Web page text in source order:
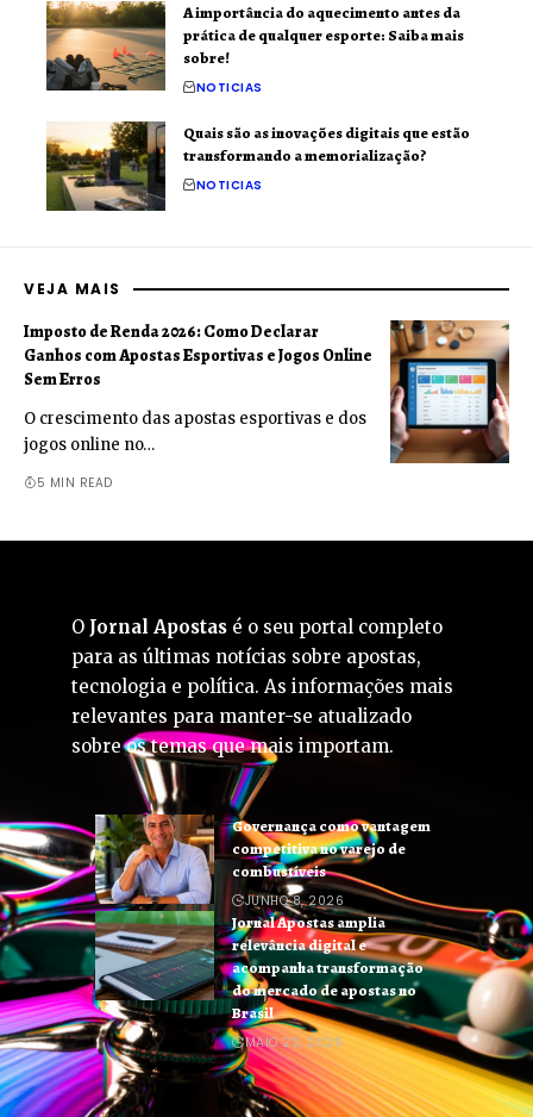
A importância do aquecimento antes da
prática de qualquer esporte: Saiba mais
sobre!
NOTICIAS
Quais são as inovações digitais que estão
transformando a memorialização?
NOTICIAS
VEJA MAIS
Imposto de Renda 2026: Como Declarar
Ganhos com Apostas Esportivas e Jogos Online
Sem Erros
O crescimento das apostas esportivas e dos
jogos online no…
5 MIN READ
O Jornal Apostas é o seu portal completo
para as últimas notícias sobre apostas,
tecnologia e política. As informações mais
relevantes para manter-se atualizado
sobre os temas que mais importam.
Governança como vantagem
competitiva no varejo de
combustíveis
JUNHO 8, 2026
Jornal Apostas amplia
relevância digital e
acompanha transformação
do mercado de apostas no
Brasil
MAIO 22, 2026